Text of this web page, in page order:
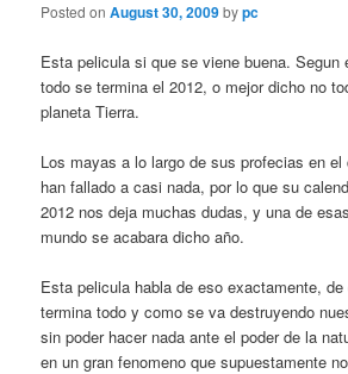
Posted onAugust 30, 2009bypc
Esta pelicula si que se viene buena. Segun
todo se termina el 2012, o mejor dicho no
planeta Tierra.
Los mayas a lo largo de sus profecias en
han fallado a casi nada, por lo que su
2012 nos deja muchas dudas, y una de
mundo se acabara dicho año.
Esta pelicula habla de eso exactamente,
termina todo y como se va destruyendo
sin poder hacer nada ante el poder de la
en un gran fenomeno que supuestamente